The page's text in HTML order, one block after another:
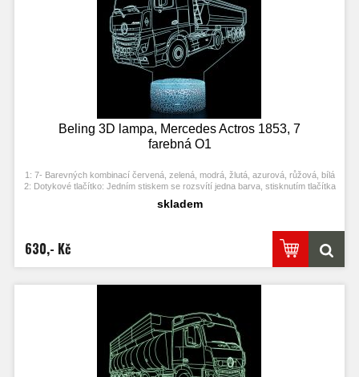
Beling 3D lampa, Mercedes Actros 1853, 7
farebná O1
1: 7- Barevných kombinací červená, zelená, modrá, žlutá, azurová, růžová, bílá
2: Dotykové tlačítko: Jedním stiskem se rozsvítí jedna barva, stisknutím tlačítka
3: Automaticky režim změny barvy. Stiskněte dotykové tlačítko na poslední
4: S napájecím adaptérem USB jej můžete připojit k domácí zásuvce nebo k
5: Úspora energie. Výkon: 0.012kw.h / 24 hodin, Životnost LED: 50000 hodin
skladem
630,- Kč